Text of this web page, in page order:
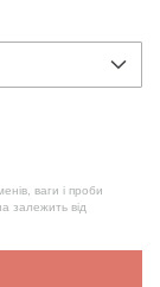
ваги і проби
залежить від